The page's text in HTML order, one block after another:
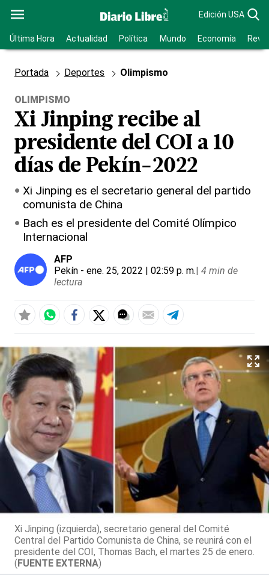
Edición USA
Última Hora Actualidad Política Mundo Economía
Portada Deportes Olimpismo
OLIMPISMO
Xi Jinping recibe al
presidente del COI a 10
días de Pekín-2022
Xi Jinping es el secretario general del partido
comunista de China
Bach es el presidente del Comité Olímpico
Internacional
AFP
Pekín - ene. 25, 2022 | 02:59 p. m.| 4 min de
lectura
Xi Jinping (izquierda), secretario general del Comité
Central del Partido Comunista de China, se reunirá con el
presidente del COI, Thomas Bach, el martes 25 de enero.
(FUENTE EXTERNA)